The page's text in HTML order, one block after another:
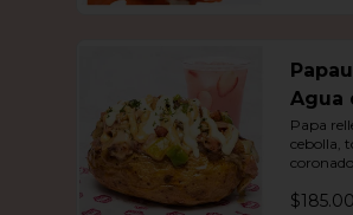
Agua
Día
Papa
cebolla,
$185.00